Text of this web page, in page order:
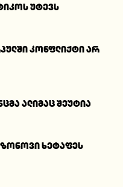
უტევს
კონფლიქტი არ
ალიმაც შეუტია
ხეტაფეს